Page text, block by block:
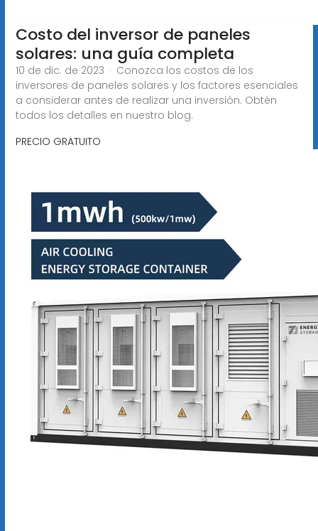
Costo del inversor de paneles
solares: una guía completa
10 de dic. de 2023 · Conozca los costos de los
inversores de paneles solares y los factores esenciales
a considerar antes de realizar una inversión. Obtén
todos los detalles en nuestro blog.
PRECIO GRATUITO